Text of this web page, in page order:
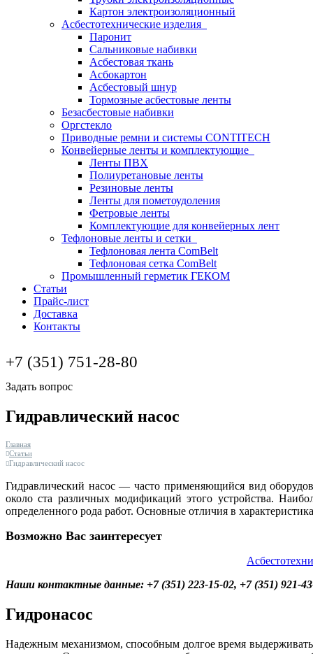
Картон электроизоляционный
Асбестотехнические изделия
Паронит
Сальниковые набивки
Асбестовая ткань
Асбокартон
Асбестовый шнур
Тормозные асбестовые ленты
Безасбестовые набивки
Оргстекло
Приводные ремни и системы CONTITECH
Конвейерные ленты и комплектующие
Ленты ПВХ
Полиуретановые ленты
Резиновые ленты
Ленты для пометоудоления
Фетровые ленты
Комплектующие для конвейерных лент
Тефлоновые ленты и сетки
Тефлоновая лента ComBelt
Тефлоновая сетка ComBelt
Промышленный герметик ГЕКОМ
Статьи
Прайс-лист
Доставка
Контакты
+7 (351) 751-28-80
Задать вопрос
Гидравлический насос
Главная
Статьи
Гидравлический насос
Гидравлический насос — часто применяющийся вид
около ста различных модификаций этого устройства.
определенного рода работ. Основные отличия в
Возможно Вас заинтересует
Наши контактные данные: +7 (351) 223-15-02, +7 (351) 921-
Гидронасос
Надежным механизмом, способным долгое время выдерживать